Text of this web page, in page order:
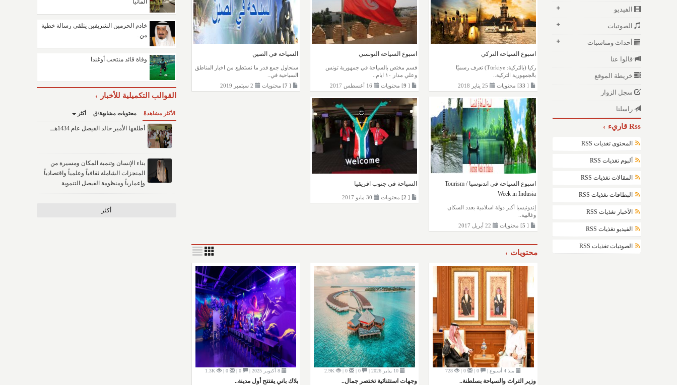
الفيديو
الصوتيات
أحداث ومناسبات
قالوا عنا
خريطة الموقع
سجل الزوار
راسلنا
Rss قاريء
المحتوى تغذيات RSS
ألبوم تغذيات RSS
المقالات تغذيات RSS
البطاقات تغذيات RSS
الأخبار تغذيات RSS
الفيديو تغذيات RSS
الصوتيات تغذيات RSS
اسبوع السياحة التركي
ركيا (بالتركية: Türkiye) تعرف رسميًا
بالجمهورية التركية..
[
] محتويات
اسبوع السياحة التونسي
قسم مختص بالسياحة في جمهورية تونس
وعلي مدار ١٠ ايام..
[9 ] محتويات 16 أغسطس 2017
السياحة في الصين
سنحاول جمع قدر ما نستطيع من اخبار المناطق
السياحية في..
[7 ] محتويات 2 سبتمبر 2019
اسبوع السياحة في اندنوسيا / Tourism
Week in Indusia
إندونيسيا أكبر دولة اسلامية بعدد السكان
وغالبية..
[
] محتويات
السياحة في جنوب افريقيا
[2 ] محتويات 30 مايو 2017
محتويات
منذ 4 أسبوع | 0 |
0 |
728
وزير التراث والسياحة بسلطنة..
10 يناير 2026 | 0 |
0 |
2.9K
وجهات استثنائية تختصر جمال..
8 أكتوبر 2025 | 0 |
0 |
1.3K
بلاك باني يفتتح أول مدينة..
ألمانيا
خادم الحرمين الشريفين يتلقى رسالة خطية
من..
وفاة قائد منتخب أوغندا
القوالب التكميلية للأخبار
الأكثر مشاهدةً محتويات مشابهة/ق أكثر
أطلقها الأمير خالد الفيصل عام 1434هــ
بناء الإنسان وتنمية المكان ومسيرة من
المنجزات الشاملة ثقافياً وعلمياً واقتصادياً
وإعمارياً ومنظومة الفيصل التنموية
أكثر